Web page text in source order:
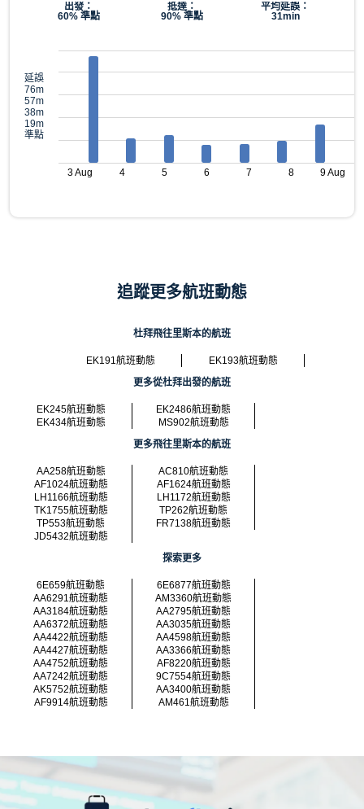
出發：
60% 準點
抵達：
90% 準點
平均延誤：
31min
延誤
76m
57m
38m
19m
準點
3 Aug 4 5 6 7 8 9 Aug
追蹤更多航班動態
杜拜飛往里斯本的航班
EK191航班動態
EK193航班動態
更多從杜拜出發的航班
EK245航班動態
EK2486航班動態
EK434航班動態
MS902航班動態
更多飛往里斯本的航班
AA258航班動態
AC810航班動態
AF1024航班動態
AF1624航班動態
LH1166航班動態
LH1172航班動態
TK1755航班動態
TP262航班動態
TP553航班動態
FR7138航班動態
JD5432航班動態
探索更多
6E659航班動態
6E6877航班動態
AA6291航班動態
AM3360航班動態
AA3184航班動態
AA2795航班動態
AA6372航班動態
AA3035航班動態
AA4422航班動態
AA4598航班動態
AA4427航班動態
AA3366航班動態
AA4752航班動態
AF8220航班動態
AA7242航班動態
9C7554航班動態
AK5752航班動態
AA3400航班動態
AF9914航班動態
AM461航班動態